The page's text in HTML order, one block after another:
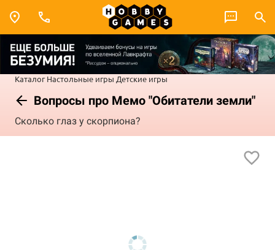
Каталог Настольные игры Детские игры
Вопросы про Мемо "Обитатели земли"
Сколько глаз у скорпиона?